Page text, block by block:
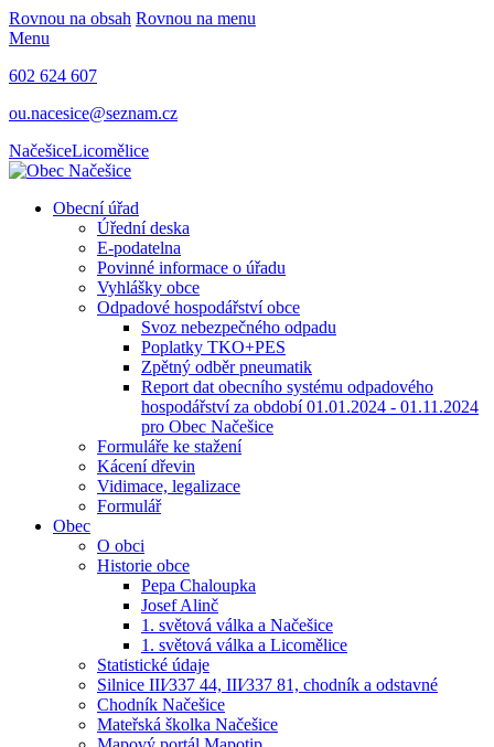
Rovnou na obsah Rovnou na menu
Menu
602 624 607
ou.nacesice@seznam.cz
NačešiceLicomělice
Obecní úřad
Úřední deska
E-podatelna
Povinné informace o úřadu
Vyhlášky obce
Odpadové hospodářství obce
Svoz nebezpečného odpadu
Poplatky TKO+PES
Zpětný odběr pneumatik
Report dat obecního systému odpadového
hospodářství za období 01.01.2024 - 01.11.2024
pro Obec Načešice
Formuláře ke stažení
Kácení dřevin
Vidimace, legalizace
Formulář
Obec
O obci
Historie obce
Pepa Chaloupka
Josef Alinč
1. světová válka a Načešice
1. světová válka a Licomělice
Statistické údaje
Silnice III⁄337 44, III⁄337 81, chodník a odstavné
Chodník Načešice
Mateřská školka Načešice